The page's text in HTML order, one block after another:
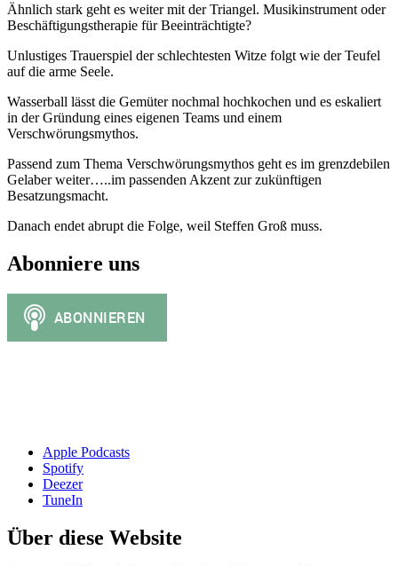
Ähnlich stark geht es weiter mit der Triangel. Musikinstrument oder
Beschäftigungstherapie für Beeinträchtigte?
Unlustiges Trauerspiel der schlechtesten Witze folgt wie der Teufel
auf die arme Seele.
Wasserball lässt die Gemüter nochmal hochkochen und es eskaliert
in der Gründung eines eigenen Teams und einem
Verschwörungsmythos.
Passend zum Thema Verschwörungsmythos geht es im grenzdebilen
Gelaber weiter…..im passenden Akzent zur zukünftigen
Besatzungsmacht.
Danach endet abrupt die Folge, weil Steffen Groß muss.
Abonniere uns
Apple Podcasts
Spotify
Deezer
TuneIn
Über diese Website